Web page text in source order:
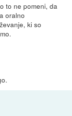
to ne pomeni, da
oralno
ki so